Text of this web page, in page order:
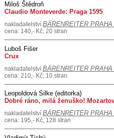
Miloš Štědroň
Claudio Monteverde: Praga 1595
nakladatelství BÄRENREITER PRAHA
cena: 140,- Kč; 20 stran
Luboš Fišer
Crux
nakladatelství BÄRENREITER PRAHA
cena: 210,- Kč; 10 stran
Leopoldová Silke (editorka)
Dobré ráno, milá ženuško!
nakladatelství BÄRENREITER PRAHA
cena: 195,- Kč; 128 stran